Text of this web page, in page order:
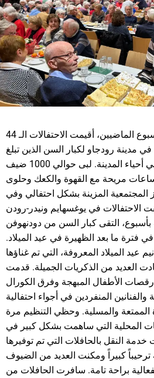
على مدار عطلتي نهاية الأسبوع الماضيين، أقيمت الاحتفالات الـ 44
في مدينة رودجاو لكبار السن الذين تبلغ
أعمارهم 70 عامًا فأكثر في أحياء المدينة. لبى حوالي 1000 ضيف
مريحة مع القهوة والكعك وحلوى
المجتمعية المزينة بشكل احتفالي وفي
الاحتفالات في يوغسهايم ونيدر-رودن
بأسبوع، التقى كبار السن من دودنهوفن
فترة ما بعد الظهيرة في عيد الميلاد.
عيد الميلاد المعروفة، التي تم غناؤها
العديد من الذكريات الجميلة. قدمت
الأطفال المبهجة وفرق الكورال
والفنانين المنفردين في أجواء احتفالية
الممتعة والمسلية. وحظي التنظيم مرة
المحلية التي ساهمت بشكل كبير في
خدمة النقل بالحافلات التي تم توفيرها
كبيراً ومكنت العديد من الضيوف
براحة تامة. سافرت الحافلات من